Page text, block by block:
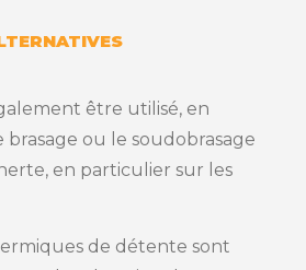
être utilisé, en
ou le soudobrasage
en particulier sur les
de détente sont